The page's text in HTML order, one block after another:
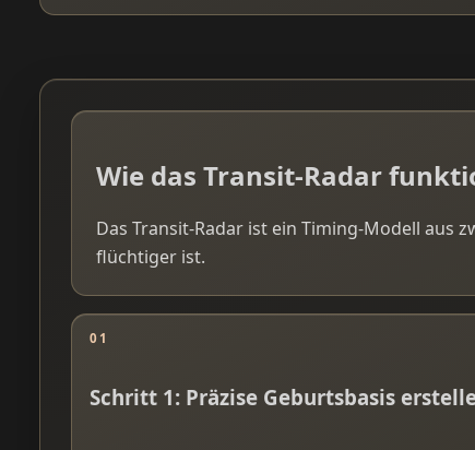
Wie das Transit-Radar
Das Transit-Radar ist ein Timing-Modell aus
flüchtiger ist.
01
Schritt 1: Präzise Geburtsbasis